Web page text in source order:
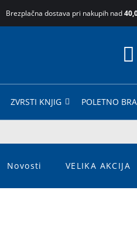
Brezplačna dostava pri nakupih nad
ZVRSTI KNJIG POLETNO
Novosti VELIKA AKCIJA